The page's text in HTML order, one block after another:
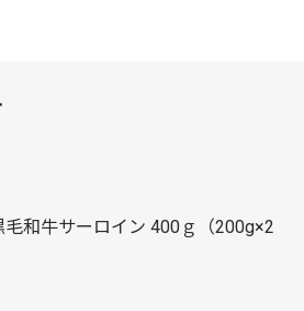
和牛サーロイン 400ｇ（200g×2